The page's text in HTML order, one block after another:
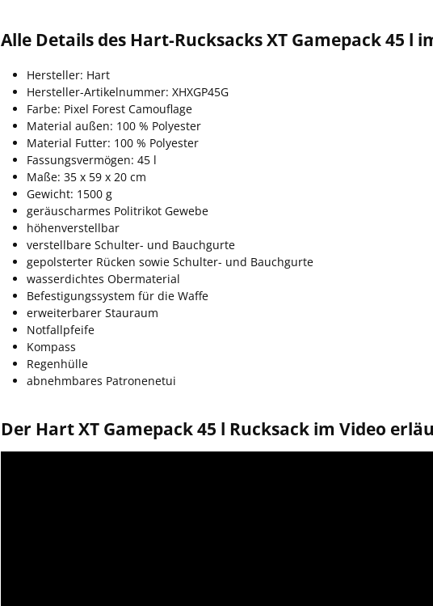
Alle Details des Hart-Rucksacks XT Gamepack 45 l
Hersteller: Hart
Hersteller-Artikelnummer: XHXGP45G
Farbe: Pixel Forest Camouflage
Material außen: 100 % Polyester
Material Futter: 100 % Polyester
Fassungsvermögen: 45 l
Maße: 35 x 59 x 20 cm
Gewicht: 1500 g
geräuscharmes Politrikot Gewebe
höhenverstellbar
verstellbare Schulter- und Bauchgurte
gepolsterter Rücken sowie Schulter- und Bauchgurte
wasserdichtes Obermaterial
Befestigungssystem für die Waffe
erweiterbarer Stauraum
Notfallpfeife
Kompass
Regenhülle
abnehmbares Patronenetui
Der Hart XT Gamepack 45 l Rucksack im Video